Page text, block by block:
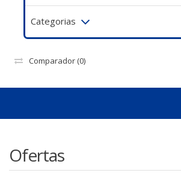
Categorias
Comparador (0)
Ofertas